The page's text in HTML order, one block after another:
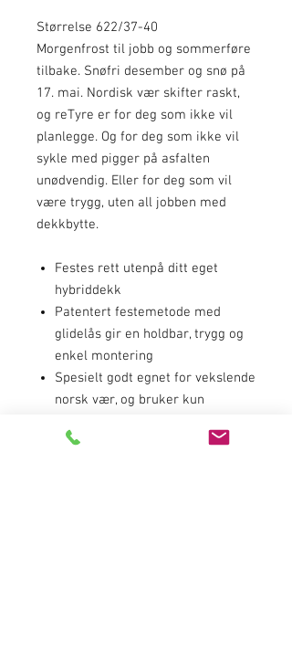
Størrelse 622/37-40
Morgenfrost til jobb og sommerføre
tilbake. Snøfri desember og snø på
17. mai. Nordisk vær skifter raskt,
og reTyre er for deg som ikke vil
planlegge. Og for deg som ikke vil
sykle med pigger på asfalten
unødvendig. Eller for deg som vil
være trygg, uten all jobben med
dekkbytte.
Festes rett utenpå ditt eget
hybriddekk
Patentert festemetode med
glidelås gir en holdbar, trygg og
enkel montering
Spesielt godt egnet for vekslende
norsk vær, og bruker kun
Unngå dårlig veigrep, høy